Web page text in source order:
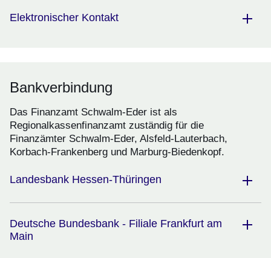
Elektronischer Kontakt
Bankverbindung
Das Finanzamt Schwalm-Eder ist als
Regionalkassenfinanzamt zuständig für die
Finanzämter Schwalm-Eder, Alsfeld-Lauterbach,
Korbach-Frankenberg und Marburg-Biedenkopf.
Landesbank Hessen-Thüringen
Deutsche Bundesbank - Filiale Frankfurt am
Main